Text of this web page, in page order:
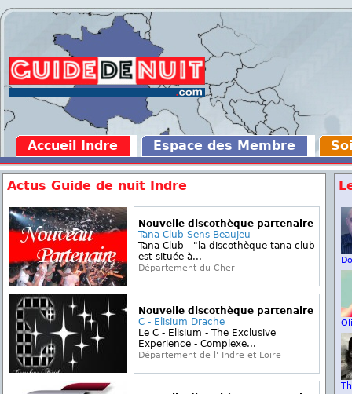
Accueil Indre Espace des Membre
Actus Guide de nuit Indre
Nouvelle discothèque partenaire
Tana Club Sens Beaujeu
Tana Club - "la discothèque tana club
est située à...
Département du Cher
Nouvelle discothèque partenaire
C - Elisium Drache
Le C - Elisium - The Exclusive
Experience - Complexe...
Département de l' Indre et Loire